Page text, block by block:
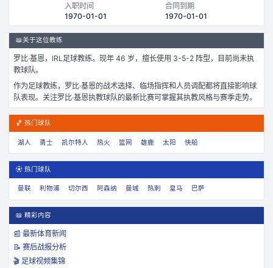
入职时间
1970-01-01
合同到期
1970-01-01
📖关于这位教练
罗比·基恩 ， IRL 足球教练。 现年 46 岁， 擅长使用 3-5-2 阵型，
目前尚未执
教球队。
作为足球教练， 罗比·基恩的战术选择、临场指挥和人员调配都将直接影响球
队表现。关注罗比·基恩执教球队的最新比赛可掌握其执教风格与赛季走势。
🏀 热门球队
湖人 勇士 凯尔特人 热火 篮网 雄鹿 太阳 快船
⚽ 热门球队
曼联 利物浦 切尔西 阿森纳 曼城 热刺 皇马 巴萨
📖 精彩内容
📰 最新体育新闻
📝 赛后战报分析
🎬 足球视频集锦